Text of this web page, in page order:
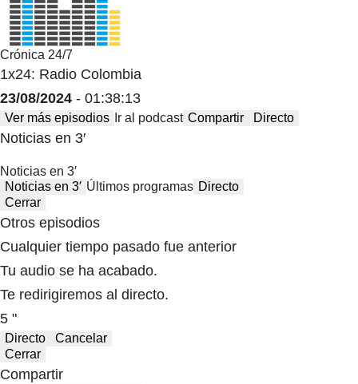
Crónica 24/7
1x24: Radio Colombia
23/08/2024 - 01:38:13
Ver más episodios Ir al podcast Compartir Directo
Noticias en 3′
Noticias en 3′
Noticias en 3′ Últimos programas Directo
Cerrar
Otros episodios
Cualquier tiempo pasado fue anterior
Tu audio se ha acabado.
Te redirigiremos al directo.
5 "
Directo
Cancelar
Cerrar
Compartir